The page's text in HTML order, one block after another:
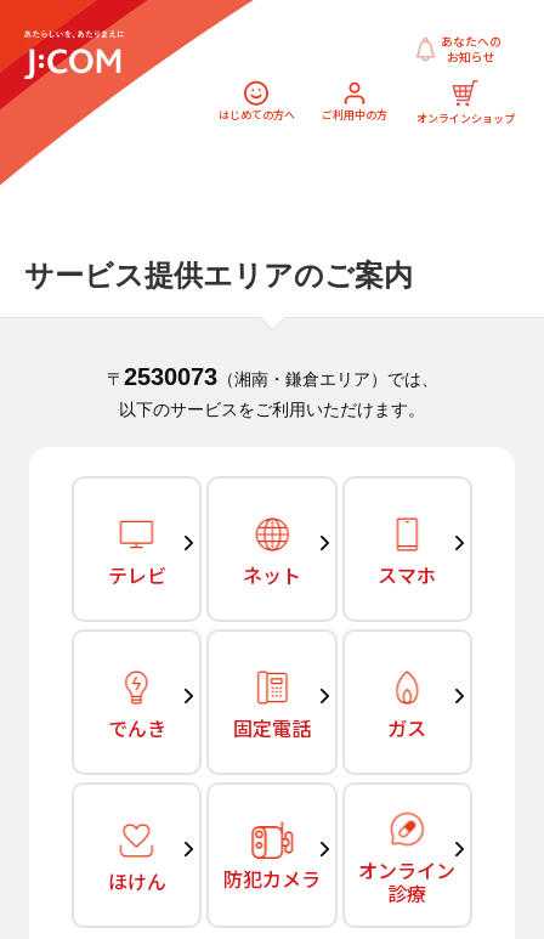
はじめての方へ ご利用中の方 オンラインショップ
あなたへの
お知らせ
サービス提供エリアのご案内
〒 2530073（湘南・鎌倉エリア）では、
以下のサービスをご利用いただけます。
テレビ ネット スマホ
でんき 固定電話 ガス
ほけん 防犯カメラ オンライン
診療